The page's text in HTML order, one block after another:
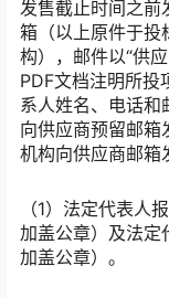
发售截止时间之前
箱（以上原件于投
构），邮件以“供
PDF文档注明所投
系人姓名、电话和
向供应商预留邮箱
机构向供应商邮箱
（1）法定代表人
加盖公章）及法定
加盖公章）。